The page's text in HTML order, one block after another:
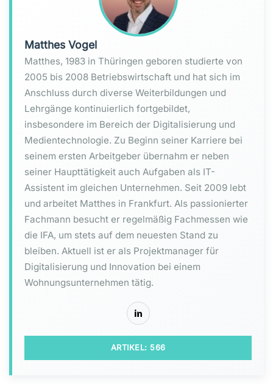
Matthes Vogel
Matthes, 1983 in Thüringen geboren studierte von
2005 bis 2008 Betriebswirtschaft und hat sich im
Anschluss durch diverse Weiterbildungen und
Lehrgänge kontinuierlich fortgebildet,
insbesondere im Bereich der Digitalisierung und
Medientechnologie. Zu Beginn seiner Karriere bei
seinem ersten Arbeitgeber übernahm er neben
seiner Haupttätigkeit auch Aufgaben als IT-
Assistent im gleichen Unternehmen. Seit 2009 lebt
und arbeitet Matthes in Frankfurt. Als passionierter
Fachmann besucht er regelmäßig Fachmessen wie
die IFA, um stets auf dem neuesten Stand zu
bleiben. Aktuell ist er als Projektmanager für
Digitalisierung und Innovation bei einem
Wohnungsunternehmen tätig.
ARTIKEL: 566